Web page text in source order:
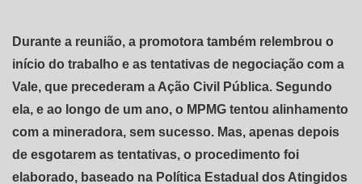
Durante a reunião, a promotora também relembrou o
início do trabalho e as tentativas de negociação com a
Vale, que precederam a Ação Civil Pública. Segundo
ela, e ao longo de um ano, o MPMG tentou alinhamento
com a mineradora, sem sucesso. Mas, apenas depois
de esgotarem as tentativas, o procedimento foi
elaborado, baseado na Política Estadual dos Atingidos